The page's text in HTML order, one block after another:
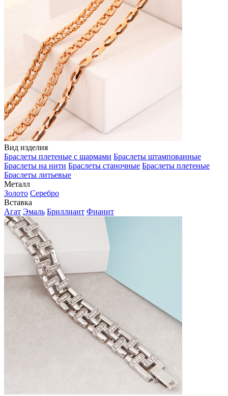
Вид изделия
Браслеты плетеные с шармами Браслеты штампованные
Браслеты на нити Браслеты станочные Браслеты плетеные
Браслеты литьевые
Металл
Золото Серебро
Вставка
Агат Эмаль Бриллиант Фианит